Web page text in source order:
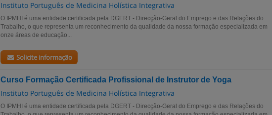
Instituto Português de Medicina Holística Integrativa
O IPMHI é uma entidade certificada pela DGERT - Direcção-Geral do Emprego e das Relações do
Trabalho, o que representa um reconhecimento da qualidade da nossa formação especializada em
onze áreas de educação...
Solicite informação
Curso Formação Certificada Profissional de Instrutor de Yoga
Instituto Português de Medicina Holística Integrativa
O IPMHI é uma entidade certificada pela DGERT - Direcção-Geral do Emprego e das Relações do